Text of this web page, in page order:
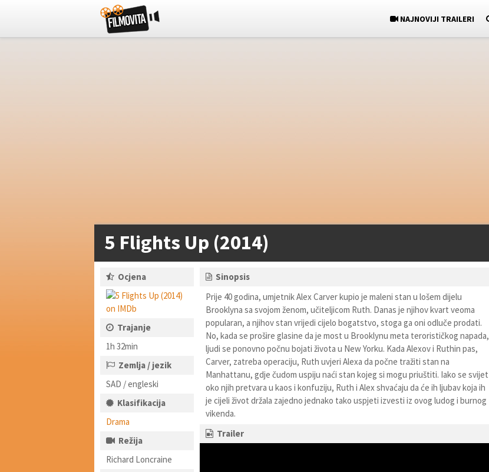
NAJNOVIJI TRAILERI
5 Flights Up (2014)
Ocjena
Trajanje
1h 32min
Zemlja / jezik
SAD / engleski
Klasifikacija
Drama
Režija
Richard Loncraine
Sinopsis
Prije 40 godina, umjetnik Alex Carver kupio je maleni stan u lošem dijelu
Brooklyna sa svojom ženom, učiteljicom Ruth. Danas je njihov kvart veoma
popularan, a njihov stan vrijedi cijelo bogatstvo, stoga ga oni odluče prodati.
No, kada se prošire glasine da je most u Brooklynu meta terorističkog napada,
ljudi se ponovno počnu bojati života u New Yorku. Kada Alexov i Ruthin pas,
Carver, zatreba operaciju, Ruth uvjeri Alexa da počne tražiti stan na
Manhattanu, gdje čudom uspiju naći stan kojeg si mogu priuštiti. Iako se svijet
oko njih pretvara u kaos i konfuziju, Ruth i Alex shvaćaju da će ih ljubav koja ih
je cijeli život držala zajedno jednako tako uspjeti izvesti iz ovog ludog i burnog
vikenda.
Trailer